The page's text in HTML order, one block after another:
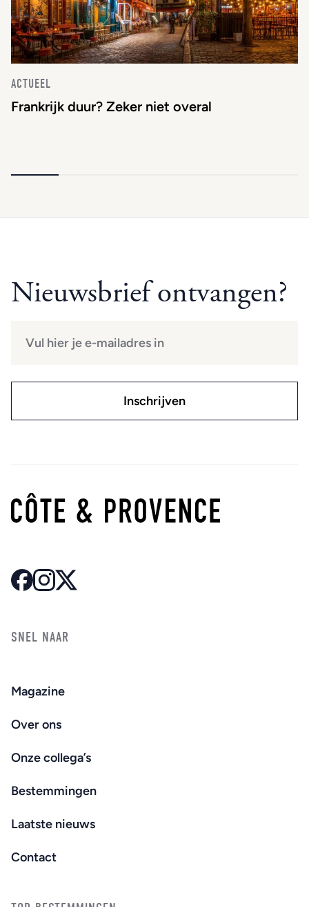
ACTUEEL
Frankrijk duur? Zeker niet overal
Nieuwsbrief ontvangen?
SNEL NAAR
Magazine
Over ons
Onze collega’s
Bestemmingen
Laatste nieuws
Contact